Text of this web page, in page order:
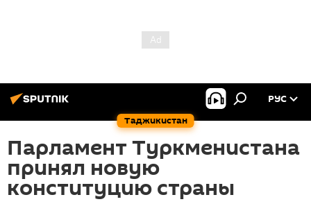
Таджикистан
РУС
Парламент Туркменистана
принял новую
конституцию страны